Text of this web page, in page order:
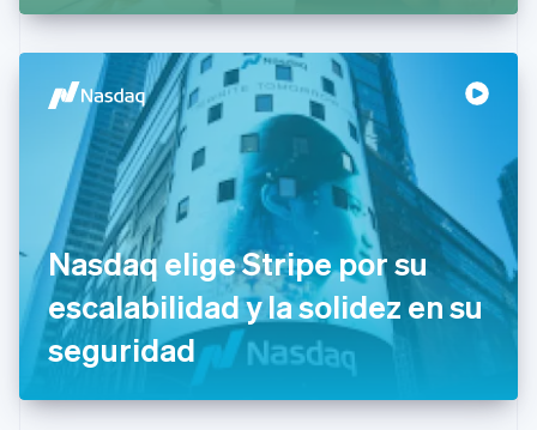
Nasdaq elige Stripe por su
escalabilidad y la solidez en su
seguridad
España
Estados Unidos
EnglishEspañol简体中文
Estonia
English
Finlandia
EnglishSvenska
Francia
FrançaisEnglish
Gibraltar
English
Grecia
English
Hungría
English
India